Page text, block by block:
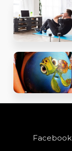
Facebook